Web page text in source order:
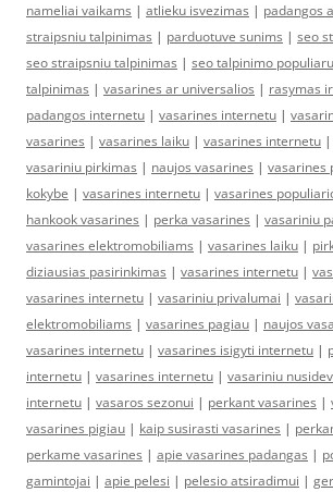
nameliai vaikams | atlieku isvezimas | padangos
straipsniu talpinimas | parduotuve sunims | seo
seo straipsniu talpinimas | seo talpinimo
talpinimas | vasarines ar universalios | rasymas
padangos internetu | vasarines internetu |
vasarines | vasarines laiku | vasarines internetu |
vasariniu pirkimas | naujos vasarines | vasarines
kokybe | vasarines internetu | vasarines
hankook vasarines | perka vasarines | vasariniu
vasarines elektromobiliams | vasarines laiku |
diziausias pasirinkimas | vasarines internetu |
vasarines internetu | vasariniu privalumai |
elektromobiliams | vasarines pagiau | naujos
vasarines internetu | vasarines isigyti internetu |
internetu | vasarines internetu | vasariniu
internetu | vasaros sezonui | perkant vasarines |
vasarines pigiau | kaip susirasti vasarines |
perkame vasarines | apie vasarines padangas |
gamintojai | apie pelesi | pelesio atsiradimui |